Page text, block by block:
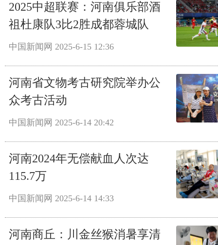
2025中超联赛：河南俱乐部酒
祖杜康队3比2胜成都蓉城队
中国新闻网 2025-6-15 12:36
河南省文物考古研究院举办公
众考古活动
中国新闻网 2025-6-14 20:42
河南2024年无偿献血人次达
115.7万
中国新闻网 2025-6-14 14:33
河南商丘：川金丝猴消暑享清